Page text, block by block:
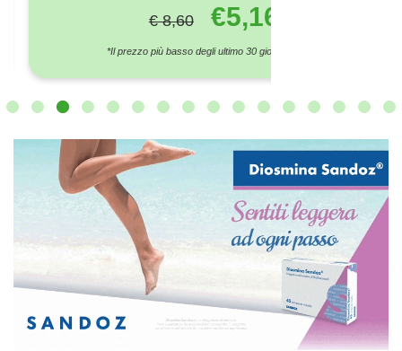
€ 8,60 €5,16
*Il prezzo più basso degli ultimo 30 giorni è € 8,60